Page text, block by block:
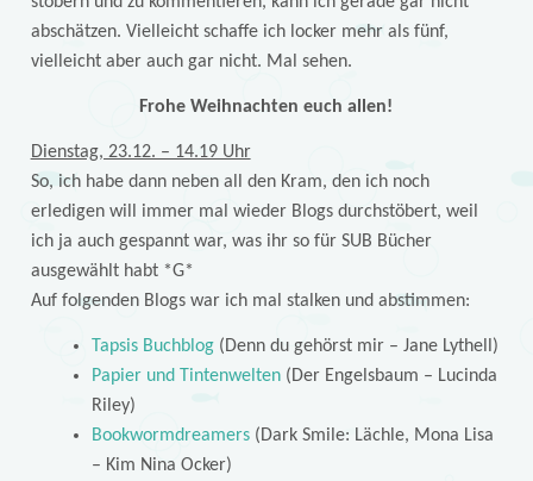
abschätzen. Vielleicht schaffe ich locker mehr als fünf,
vielleicht aber auch gar nicht. Mal sehen.
Frohe Weihnachten euch allen!
Dienstag, 23.12. – 14.19 Uhr
So, ich habe dann neben all den Kram, den ich noch
erledigen will immer mal wieder Blogs durchstöbert, weil
ich ja auch gespannt war, was ihr so für SUB Bücher
ausgewählt habt *G*
Auf folgenden Blogs war ich mal stalken und abstimmen:
Tapsis Buchblog(Denn du gehörst mir – Jane Lythell)
Papier und Tintenwelten(Der Engelsbaum – Lucinda
Riley)
Bookwormdreamers(Dark Smile: Lächle, Mona Lisa
– Kim Nina Ocker)